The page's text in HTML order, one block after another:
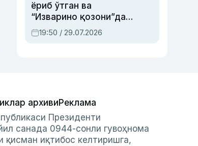
ёриб ўтган ва
“Изварино қозони”дан
чиққан қаҳрамон —
Украина армияси бош
19:50 / 29.07.2026
архивиРеклама
Президенти
санада 0944-сонли гувоҳнома
қисман иқтибос келтиришга,